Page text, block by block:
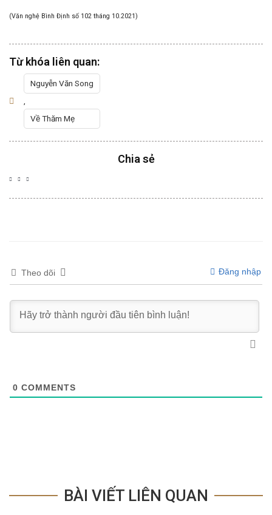
(Văn nghệ Bình Định số 102 tháng 10.2021)
Từ khóa liên quan:
Nguyễn Văn Song
Về Thăm Mẹ
Chia sẻ
Theo dõi Đăng nhập
0 COMMENTS
BÀI VIẾT LIÊN QUAN